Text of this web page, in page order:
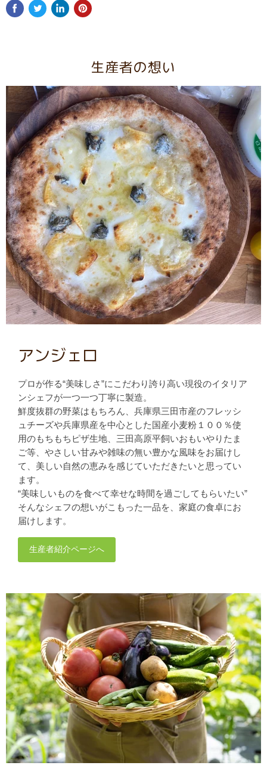
生産者の想い
アンジェロ
プロが作る“美味しさ”にこだわり誇り高い現役のイタリア
ンシェフが一つ一つ丁寧に製造。
鮮度抜群の野菜はもちろん、兵庫県三田市産のフレッシ
ュチーズや兵庫県産を中心とした国産小麦粉１００％使
用のもちもちピザ生地、三田高原平飼いおもいやりたま
ご等、やさしい甘みや雑味の無い豊かな風味をお届けし
て、美しい自然の恵みを感じていただきたいと思ってい
ます。
“美味しいものを食べて幸せな時間を過ごしてもらいたい”
そんなシェフの想いがこもった一品を、家庭の食卓にお
届けします。
生産者紹介ページへ